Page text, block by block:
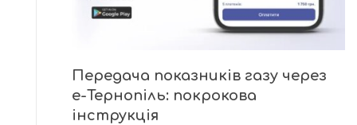
Передача показників газу через
е-Тернопіль: покрокова
інструкція